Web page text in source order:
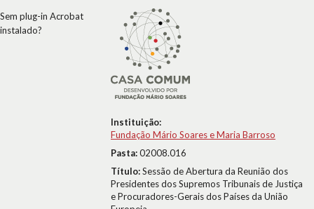
Instituição:
Fundação Mário Soares e Maria Barroso
Pasta:02008.016
Título:Sessão de Abertura da Reunião dos
Presidentes dos Supremos Tribunais de Justiça
e Procuradores-Gerais dos Países da União
Sem plug-in Acrobat
instalado?